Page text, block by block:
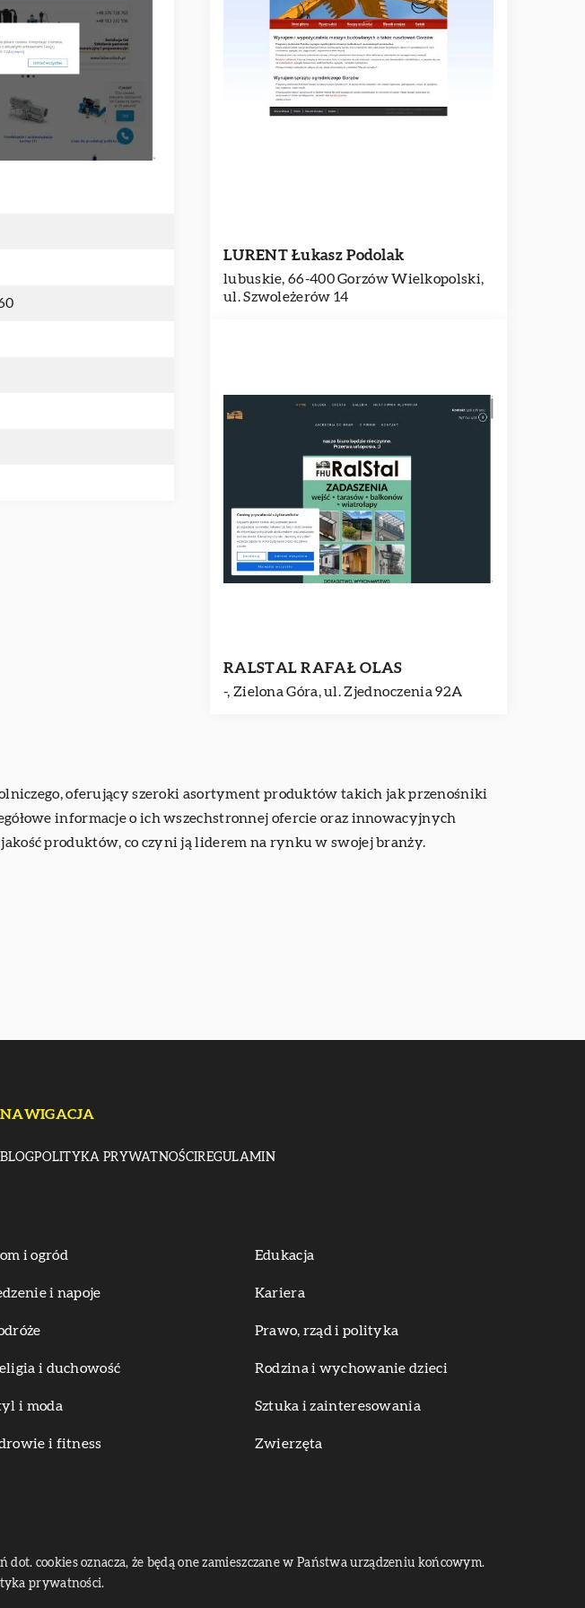
LURENT Łukasz Podolak
lubuskie, 66-400 Gorzów Wielkopolski,
ul. Szwoleżerów 14
RALSTAL RAFAŁ OLAS
-, Zielona Góra, ul. Zjednoczenia 92A
oferujący szeroki asortyment produktów takich jak przenośniki
informacje o ich wszechstronnej ofercie oraz innowacyjnych
produktów, co czyni ją liderem na rynku w swojej branży.
NAWIGACJA
BLOGPOLITYKA PRYWATNOŚCIREGULAMIN
i ogród Edukacja
i napoje Kariera
Prawo, rząd i polityka
i duchowość Rodzina i wychowanie dzieci
i moda Sztuka i zainteresowania
i fitness Zwierzęta
cookies oznacza, że będą one zamieszczane w Państwa urządzeniu końcowym.
prywatności.